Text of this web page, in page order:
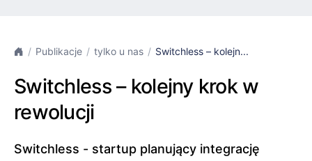
Publikacje tylko u nas Switchless – kolejn...
Switchless – kolejny krok w
rewolucji
Switchless - startup planujący integrację